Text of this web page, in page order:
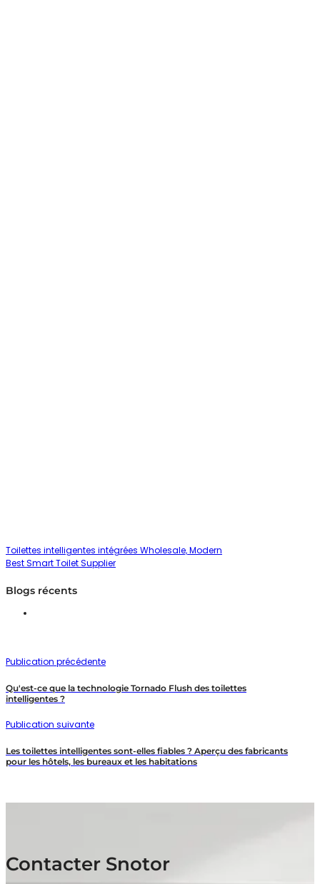
Toilettes intelligentes intégrées Wholesale, Modern
Best Smart Toilet Supplier
Blogs récents
Publication précédente
Qu'est-ce que la technologie Tornado Flush des toilettes
intelligentes ?
Publication suivante
Les toilettes intelligentes sont-elles fiables ? Aperçu des fabricants
pour les hôtels, les bureaux et les habitations
Contacter Snotor